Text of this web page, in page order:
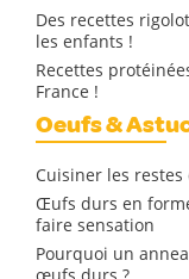
Des recettes
les enfants !
Recettes
France !
Oeufs &
Cuisiner les
Œufs durs en
faire sensation
Pourquoi un